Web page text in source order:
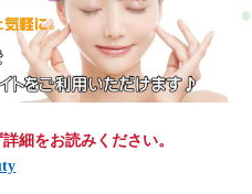
細をお読みください。